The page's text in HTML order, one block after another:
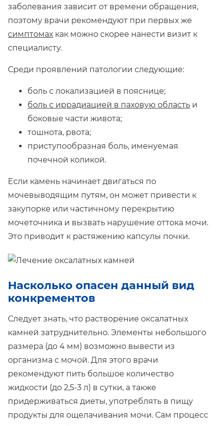
заболевания зависит от времени обращения,
поэтому врачи рекомендуют при первых же
симптомах как можно скорее нанести визит к
специалисту.
Среди проявлений патологии следующие:
боль с локализацией в пояснице;
боль с иррадиацией в паховую область и
боковые части живота;
тошнота, рвота;
приступообразная боль, именуемая
почечной коликой.
Если камень начинает двигаться по
мочевыводящим путям, он может привести к
закупорке или частичному перекрытию
мочеточника и вызвать нарушение оттока мочи.
Это приводит к растяжению капсулы почки.
Насколько опасен данный вид
конкрементов
Следует знать, что растворение оксалатных
камней затруднительно. Элементы небольшого
размера (до 4 мм) возможно вывести из
организма с мочой. Для этого врачи
рекомендуют пить большое количество
жидкости (до 2,5-3 л) в сутки, а также
придерживаться диеты, употреблять в пищу
продукты для ощелачивания мочи. Сам процесс